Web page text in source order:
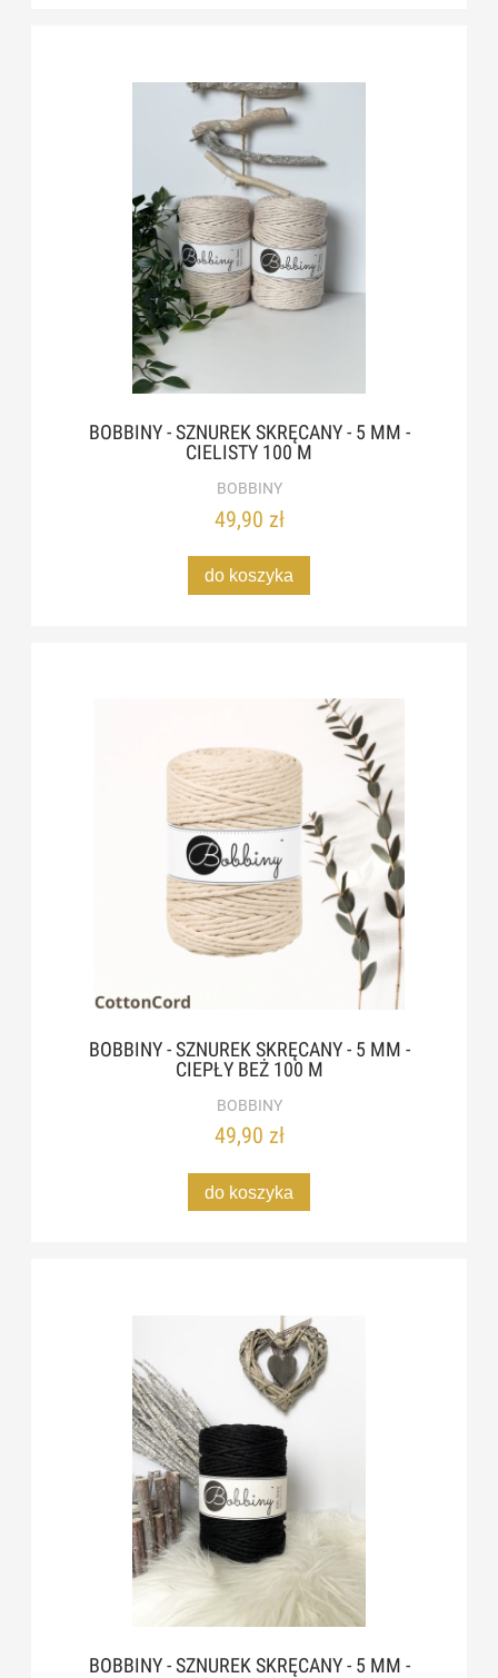
BOBBINY - SZNUREK SKRĘCANY - 5 MM -
CIELISTY 100 M
BOBBINY
49,90 zł
do koszyka
BOBBINY - SZNUREK SKRĘCANY - 5 MM -
CIEPŁY BEŻ 100 M
BOBBINY
49,90 zł
do koszyka
BOBBINY - SZNUREK SKRĘCANY - 5 MM -